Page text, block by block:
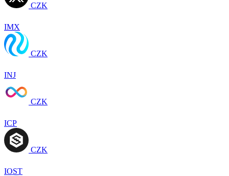
CZK
IMX
CZK
INJ
CZK
ICP
CZK
IOST